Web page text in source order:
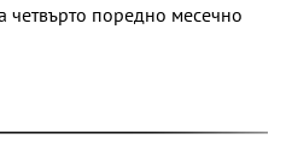
четвърто поредно месечно